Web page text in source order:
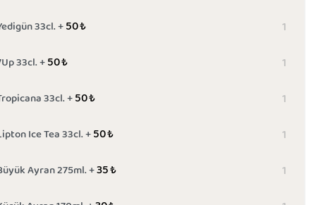
33cl. +50₺
33cl. +50₺
33cl. +50₺
Ice Tea 33cl. +50₺
Ayran 275ml. +35₺